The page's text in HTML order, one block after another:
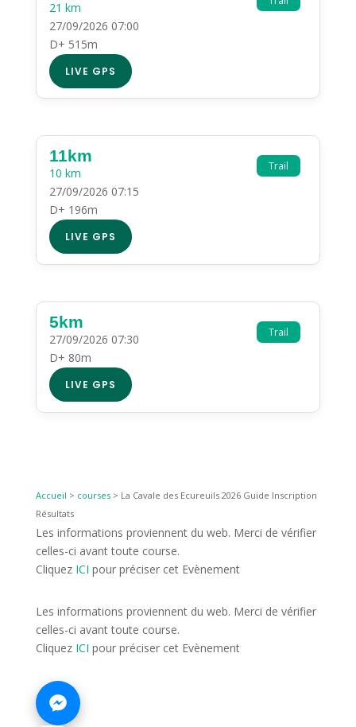
21 km
27/09/2026 07:00
D+ 515m
LIVE GPS
Trail
11km
10 km
27/09/2026 07:15
D+ 196m
LIVE GPS
Trail
5km
27/09/2026 07:30
D+ 80m
LIVE GPS
Accueil > courses> La Cavale des Ecureuils 2026 Guide Inscription
Résultats
Les informations proviennent du web. Merci de vérifier
celles-ci avant toute course.
Cliquez ICI pour préciser cet Evènement
Les informations proviennent du web. Merci de vérifier
celles-ci avant toute course.
Cliquez ICI pour préciser cet Evènement